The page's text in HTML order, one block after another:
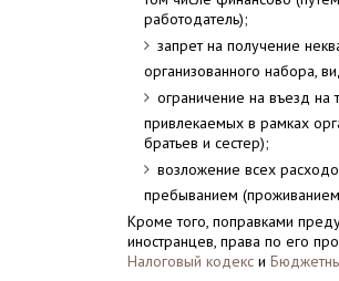
работодатель);
запрет на получение
организованного набора,
ограничение на въезд на
привлекаемых в рамках
братьев и сестер);
возложение всех
пребыванием
Кроме того, поправками
иностранцев, права по его
Налоговый кодекс и